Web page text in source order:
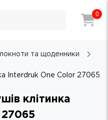
0
та щоденники
Interdruk One Color 27065
клітинка